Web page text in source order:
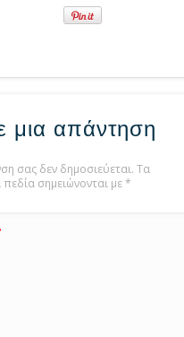
μια απάντηση
σας δεν δημοσιεύεται. Τα
σημειώνονται με*